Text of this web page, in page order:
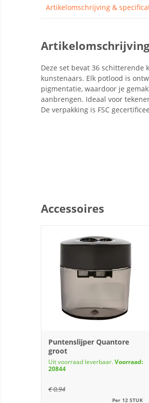
Artikelomschrijving &
Artikelomschrijving
Deze set bevat 36 schitterende
kunstenaars. Elk potlood is
pigmentatie, waardoor je
aanbrengen. Ideaal voor
De verpakking is FSC
Accessoires
Puntenslijper Quantore
groot
Uit voorraad leverbaar.Voorraad:
20844
€0,94
Per 12 STUK